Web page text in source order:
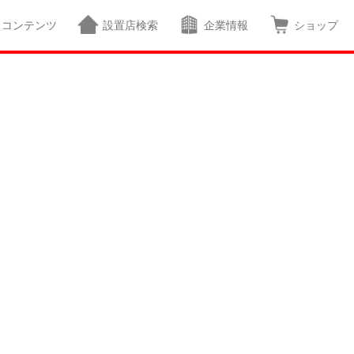
コンテンツ 設置店検索 企業情報 ショップ